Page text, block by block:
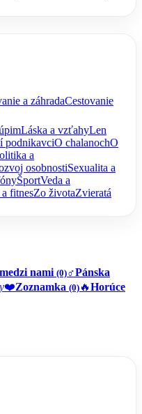
a záhradaCestovanie
Láska a vzťahyLen
podnikavciO chalanochO
a
osobnostiSexualita a
ŠportVeda a
fitnesZo životaZvieratá
nami (0)♂️Pánska
❤️Zoznamka (0) 🔥Horúce